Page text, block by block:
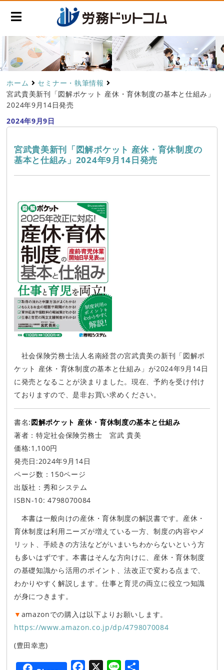
ホーム
セミナー・執筆情報
宮武貴美新刊「図解ポケット 産休・育休制度の基本と仕組み」
2024年9月14日発売
2024年9月9日
宮武貴美新刊「図解ポケット 産休・育休制度の
基本と仕組み」2024年9月14日発売
社会保険労務士法人名南経営の宮武貴美の新刊「図解ポ
ケット 産休・育休制度の基本と仕組み」が2024年9月14日
に発売となることが決まりました。現在、予約を受け付け
ておりますので、是非お買い求めください。
書名:図解ポケット 産休・育休制度の基本と仕組み
著者：特定社会保険労務士 宮武 貴美
価格:1,100円
発売日:2024年9月14日
ページ数：150ページ
出版社：秀和システム
ISBN-10: 4798070084
本書は一般向けの産休・育休制度の解説書です。産休・
育休制度は利用ニーズが増えている一方、制度の内容やメ
リット、手続きの方法などがいまいちわからないという方
も多いはずです。本書はそんな方向けに、産休・育休制度
の基礎知識から活用のポイント、法改正で変わる点まで、
わかりやすく解説します。仕事と育児の両立に役立つ知識
が身につきます。
▼ amazonでの購入は以下よりお願いします。
https://www.amazon.co.jp/dp/4798070084
(豊田幸恵)